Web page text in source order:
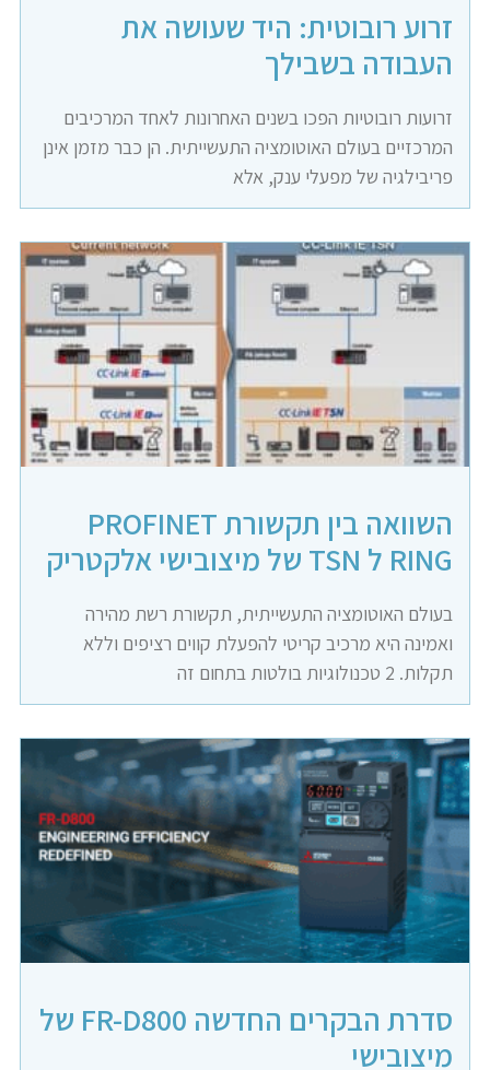
זרוע רובוטית: היד שעושה את
העבודה בשבילך
זרועות רובוטיות הפכו בשנים האחרונות לאחד המרכיבים
המרכזיים בעולם האוטומציה התעשייתית. הן כבר מזמן אינן
פריבילגיה של מפעלי ענק, אלא
השוואה בין תקשורת PROFINET
RING ל TSN של מיצובישי אלקטריק
בעולם האוטומציה התעשייתית, תקשורת רשת מהירה
ואמינה היא מרכיב קריטי להפעלת קווים רציפים וללא
תקלות. 2 טכנולוגיות בולטות בתחום זה
סדרת הבקרים החדשה FR-D800 של
מיצובישי